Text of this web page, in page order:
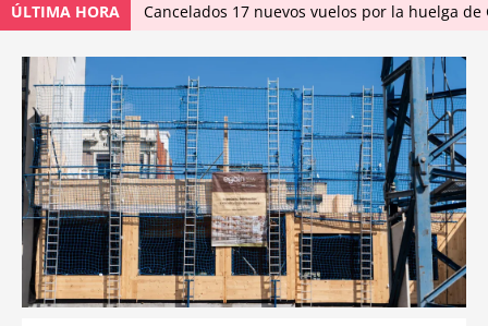
ÚLTIMA HORA Cancelados 17 nuevos vuelos por la huelga